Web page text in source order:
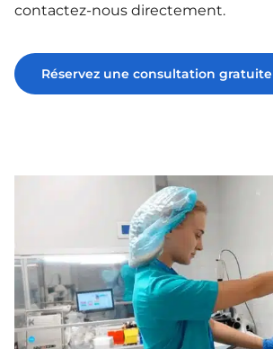
contactez-nous directement.
Réservez une consultation gratuite